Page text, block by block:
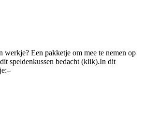
werkje? Een pakketje om mee te nemen op
speldenkussen bedacht (klik).In dit